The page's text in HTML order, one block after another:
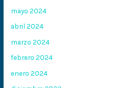
mayo 2024
abril 2024
marzo 2024
febrero 2024
enero 2024